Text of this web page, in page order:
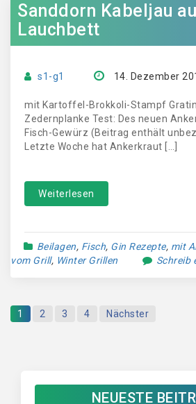
Sanddorn Kabeljau
Lauchbett
s1-g1 14. Dezember
mit Kartoffel-Brokkoli-Stampf
Zedernplanke Test: Des neuen
Fisch-Gewürz (Beitrag enthält
Letzte Woche hat Ankerkraut […]
Weiterlesen
Beilagen, Fisch, Gin Rezepte, mit
vom Grill, Winter Grillen Schreib
1 2 3 4 Nächster
NEUESTE